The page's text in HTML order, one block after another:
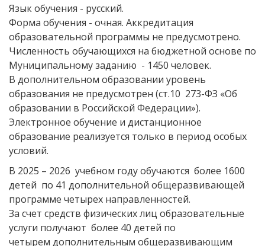
Язык обучения - русский.
Форма обучения - очная. Аккредитация
образовательной программы не предусмотрено.
Численность обучающихся на бюджетной основе по
Муниципальному заданию - 1450 человек.
В дополнительном образовании уровень
образования не предусмотрен (ст.10 273-ФЗ «Об
образовании в Российской Федерации»).
Электронное обучение и дистанционное
образование реализуется только в период особых
условий.
В 2025 – 2026 учебном году обучаются более 1600
детей по 41 дополнительной общеразвивающей
программе четырех направленностей.
За счет средств физических лиц образовательные
услуги получают более 40 детей по
четырем дополнительным общеразвивающим